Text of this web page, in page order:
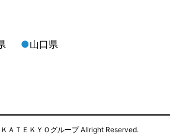
●山口県
ＡＴＥＫＹＯグループ Allright Reserved.